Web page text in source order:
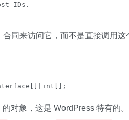
IDs.
合同来访问它，而不是直接调用这
的对象，这是 WordPress 特有的